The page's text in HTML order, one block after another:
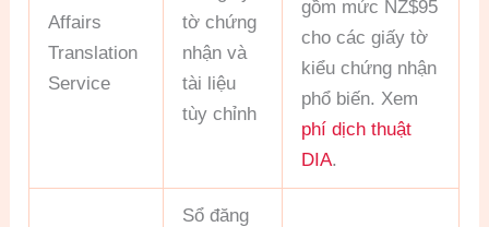
Affairs
Translation
Service
tờ chứng
nhận và
tài liệu
tùy chỉnh
gồm mức NZ$95
cho các giấy tờ
kiểu chứng nhận
phổ biến. Xem
phí dịch thuật
DIA.
Sổ đăng